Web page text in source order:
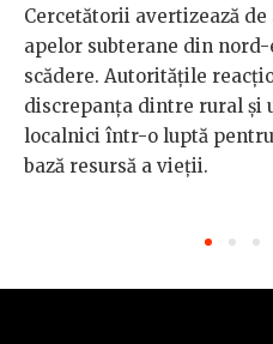
Cercetătorii avertizează
apelor subterane din
scădere. Autoritățile
discrepanța dintre rural și
localnici într-o luptă
bază resursă a vieții.